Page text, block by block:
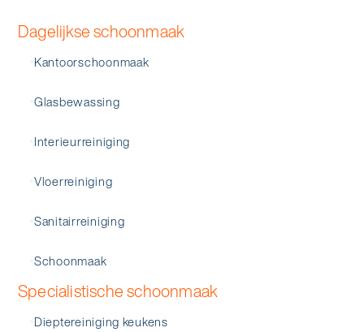
Dagelijkse schoonmaak
Kantoorschoonmaak
Glasbewassing
Interieurreiniging
Vloerreiniging
Sanitairreiniging
Schoonmaak
Specialistische schoonmaak
Dieptereiniging keukens